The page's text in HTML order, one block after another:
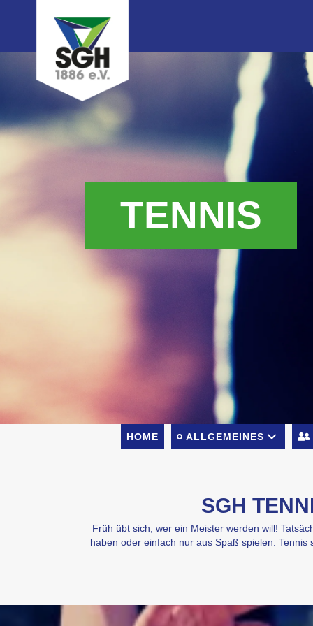
TENNIS
HOME ALLGEMEINES
SGH
Früh übt sich, wer ein Meister werden will!
haben oder einfach nur aus Spaß ­spielen.